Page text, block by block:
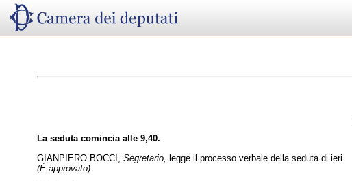
La seduta comincia alle 9,40.
GIANPIERO BOCCI, Segretario, legge il processo verbale della seduta di ieri.
(È approvato).